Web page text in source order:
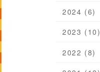
2024 (6)
2023 (10)
2022 (8)